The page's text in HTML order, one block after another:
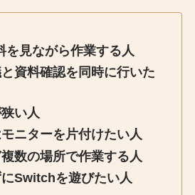
を見ながら作業する人
資料確認を同時に行いた
い人
ニターを片付けたい人
数の場所で作業する人
Switchを遊びたい人